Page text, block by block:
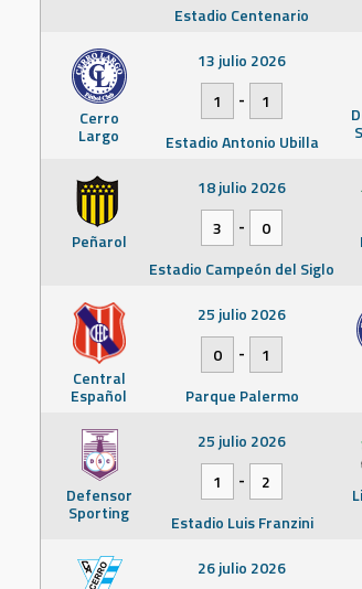
Estadio Centenario
Cerro
Largo
13 julio 2026
1
-
1
Estadio Antonio Ubilla
Peñarol
18 julio 2026
3
-
0
Estadio Campeón del Siglo
Central
Español
25 julio 2026
0
-
1
Parque Palermo
Defensor
Sporting
25 julio 2026
1
-
2
Estadio Luis Franzini
26 julio 2026